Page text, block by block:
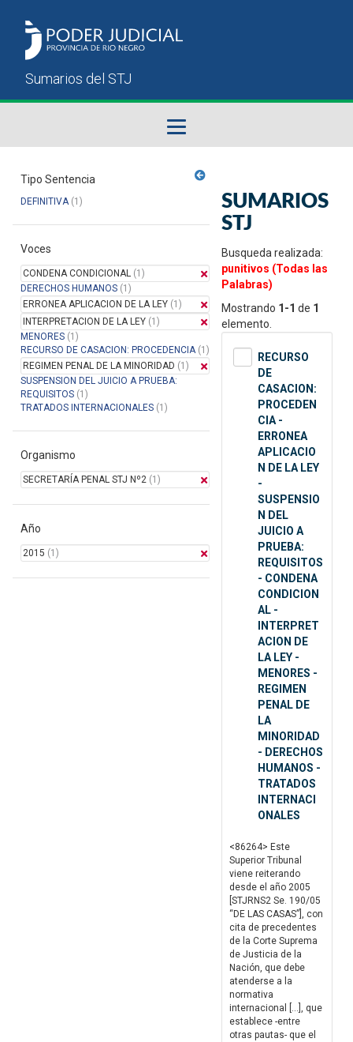
Sumarios del STJ
Manual del Usuario
Tipo Sentencia
DEFINITIVA(1)
Voces
CONDENA CONDICIONAL (1)
DERECHOS HUMANOS (1)
ERRONEA APLICACION DE LA LEY (1)
INTERPRETACION DE LA LEY (1)
MENORES (1)
RECURSO DE CASACION: PROCEDENCIA(1)
REGIMEN PENAL DE LA MINORIDAD (1)
SUSPENSION DEL JUICIO A PRUEBA:
REQUISITOS (1)
TRATADOS INTERNACIONALES (1)
Organismo
SECRETARÍA PENAL STJ Nº2 (1)
Año
2015 (1)
SUMARIOS
STJ
Busqueda realizada:
punitivos (Todas las
Palabras)
Mostrando 1-1 de 1
elemento.
RECURSO
DE
CASACION:
PROCEDEN
CIA -
ERRONEA
APLICACIO
N DE LA LEY
-
SUSPENSIO
N DEL
JUICIO A
PRUEBA:
REQUISITOS
- CONDENA
CONDICION
AL -
INTERPRET
ACION DE
LA LEY -
MENORES -
REGIMEN
PENAL DE
LA
MINORIDAD
- DERECHOS
HUMANOS -
TRATADOS
INTERNACI
ONALES
<86264> Este
Superior Tribunal
viene reiterando
desde el año 2005
[STJRNS2 Se. 190/05
“DE LAS CASAS”], con
cita de precedentes
de la Corte Suprema
de Justicia de la
Nación, que debe
atenderse a la
normativa
internacional […], que
establece -entre
otras pautas- que el